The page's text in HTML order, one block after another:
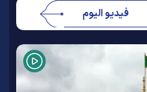
فيديو اليوم